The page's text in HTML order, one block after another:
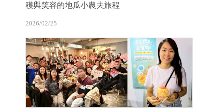
穫與笑容的地瓜小農夫旅程
2026/02/25